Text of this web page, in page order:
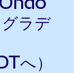
ラデ
へ）